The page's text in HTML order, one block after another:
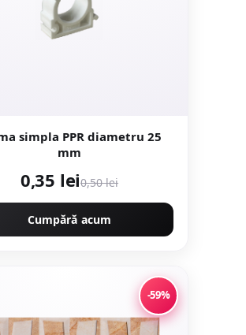
PPR diametru 25
mm
0,35 lei0,50 lei
Cumpără acum
-59%